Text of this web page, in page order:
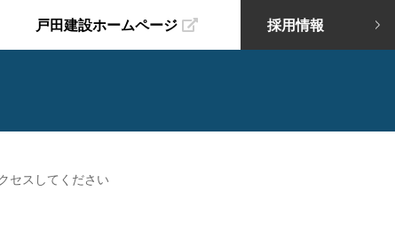
戸田建設ホームページ 採用情報
セスしてください